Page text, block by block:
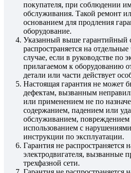
покупателя, при соблюдении
обслуживания. Такой ремонт
основанием для продления
оборудование.
Указанный выше гарантийный
распространяется на
случае, если в руководстве по
прилагаемом к оборудованию
детали или части действует
Настоящая гарантия не может
дефектам, вызванным
или применением не по
содержанием, падением или
обслуживанием, повреждением
использованием с
инструкции по эксплуатации.
Гарантия не распространяется
электродвигателя, вызванные
трехфазной сети.